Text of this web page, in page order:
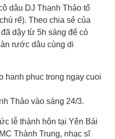
dâu DJ Thanh Thảo tổ
rể). Theo chia sẻ của
dậy từ 5h sáng để có
rước dâu cùng di
Thảo vào sáng 24/3.
lễ thành hôn tại Yên Bái
Thành Trung, nhạc sĩ